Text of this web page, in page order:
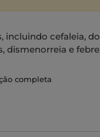
incluindo cefaleia,
dismenorreia e
completa